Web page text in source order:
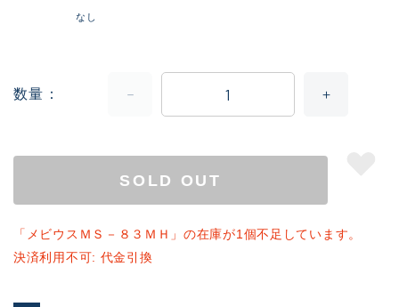
なし
数量
SOLD OUT
「メビウスＭＳ－８３ＭＨ」の在庫が1個不足しています。
決済利用不可: 代金引換